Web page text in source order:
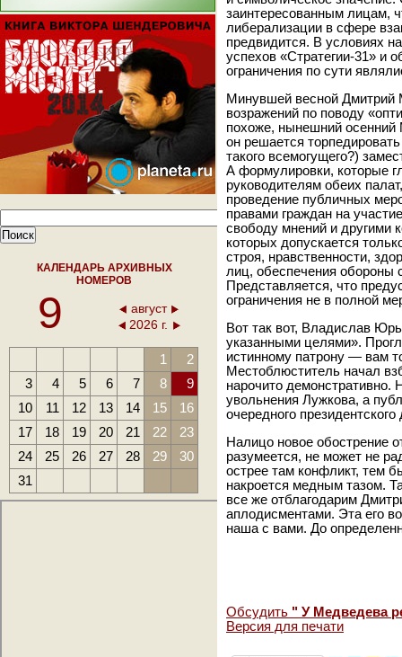
КАЛЕНДАРЬ АРХИВНЫХ
НОМЕРОВ
9
август
2026 г.
1
2
3
4 5 6 7 8
9
10
11 12 13 14 15
16
17
18 19 20 21 22
23
24
25 26 27 28 29
30
31
заинтересованным лицам,
либерализации в сфере
предвидится. В условиях
успехов «Стратегии-31» и
ограничения по сути
Минувшей весной
возражений по поводу
похоже, нынешний
он решается
такого всемогущего?)
А формулировки, которые
руководителям обеих
проведение публичных
правами граждан на
свободу мнений и другими
которых допускается
строя, нравственности,
лиц, обеспечения обороны
Представляется, что
ограничения не в полной
Вот так вот, Владислав
указанными целями».
истинному патрону — вам
Местоблюститель начал
нарочито демонстративно.
увольнения Лужкова, а
очередного
Налицо новое обострение
разумеется, не может не
острее там конфликт, тем
накроется медным тазом.
все же отблагодарим
аплодисментами. Эта его
наша с вами. До
Обсудить " У Медведева
Версия для печати